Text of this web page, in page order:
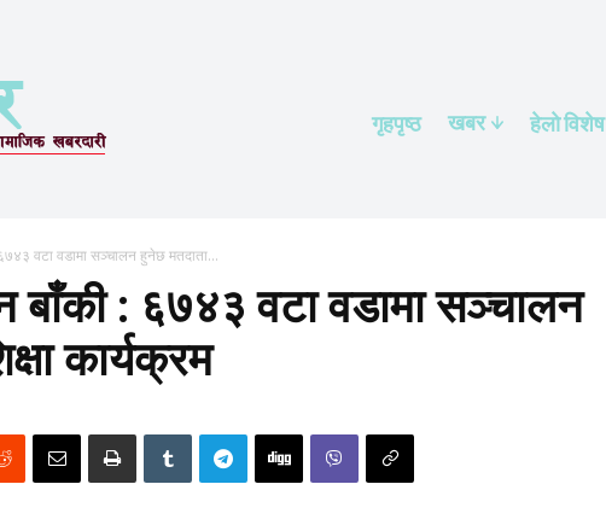
गृहपृष्ठ खबर हेलाे विशेष
वटा वडामा सञ्चालन हुनेछ मतदाता...
बाँकी : ६७४३ वटा वडामा सञ्चालन
कार्यक्रम